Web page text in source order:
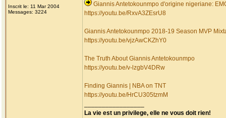
Inscrit le: 11 Mar 2004
Messages: 3224
Giannis Antetokounmpo d'origine nigeriane:
https://youtu.be/RxvA3ZEsrU8
Giannis Antetokounmpo 2018-19 Season MVP
https://youtu.be/vjzAwCKZhY0
The Truth About Giannis Antetokounmpo
https://youtu.be/v-lzgbV4DRw
Finding Giannis | NBA on TNT
https://youtu.be/HrCU305tzmM
La vie est un privilege, elle ne vous doit rien!